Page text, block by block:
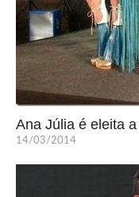
Ana Júlia é eleita
14/03/2014